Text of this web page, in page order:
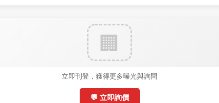
立即刊登，獲得更多曝光與詢問
💬 立即詢價